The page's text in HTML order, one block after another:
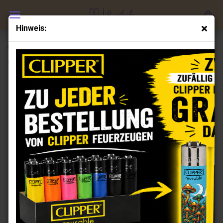
Hinweis:
Clipper Feuerzeuge Set 5 gegen Willi
(Art.Nr.:CL101903)